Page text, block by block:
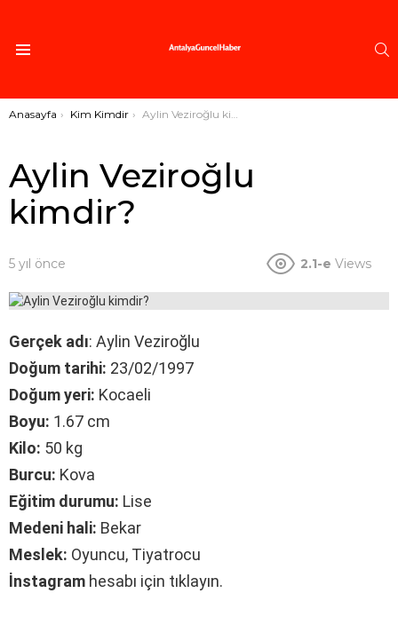
Buradasınız:
Anasayfa Kim Kimdir Aylin Veziroğlu kimdir?
Aylin Veziroğlu
kimdir?
5 yıl önce 2.1-e Views
Gerçek adı: Aylin Veziroğlu
Doğum tarihi: 23/02/1997
Doğum yeri: Kocaeli
Boyu: 1.67 cm
Kilo: 50 kg
Burcu: Kova
Eğitim durumu: Lise
Medeni hali: Bekar
Meslek: Oyuncu, Tiyatrocu
İnstagram hesabı için tıklayın.